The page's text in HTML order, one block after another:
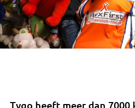
Tygo heeft meer dan